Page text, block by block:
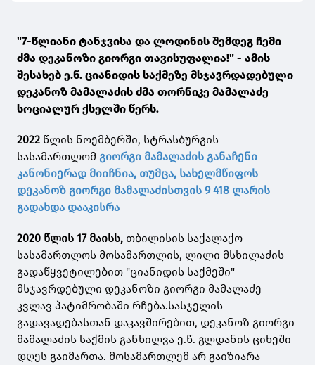
"7-წლიანი ტანჯვისა და ლოდინის შემდეგ ჩემი
ძმა დეკანოზი გიორგი თავისუფალია!" - ამის
შესახებ ე.წ. ციანიდის საქმეზე მსჯავრდადებული
დეკანოზ მამალაძის ძმა თორნიკე მამალაძე
სოციალურ ქსელში წერს.
2022 წლის ნოემბერში, სტრასბურგის
სასამართლომ გიორგი მამალაძის განაჩენი
კანონიერად მიიჩნია, თუმცა, სახელმწიფოს
დეკანოზ გიორგი მამალაძისთვის 9 418 ლარის
გადახდა დააკისრა
2020 წლის 17 მაისს, თბილისის საქალაქო
სასამართლოს მოსამართლის, ლილი მსხილაძის
გადაწყვეტილებით "ციანიდის საქმეში"
მსჯავრდებული დეკანოზი გიორგი მამალაძე
კვლავ პატიმრობაში რჩება.სასჯელის
გადავადებასთან დაკავშირებით, დეკანოზ გიორგი
მამალაძის საქმის განხილვა ე.წ. გლდანის ციხეში
დღეს გაიმართა. მოსამართლემ არ გაიზიარა